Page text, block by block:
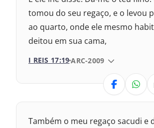
Nova Versão Internacional
2017 – Nova Almeida Atualizada
1969 – Almeida Revisada e
1993 – Almeida Revisada e
tomou do seu regaço, e o levou
ao quarto, onde ele mesmo
deitou em sua cama,
I REIS 17:19 VERSÃO DA BÍBLIA
ARC-2009
VERSÃO
Também o meu regaço sacudi e